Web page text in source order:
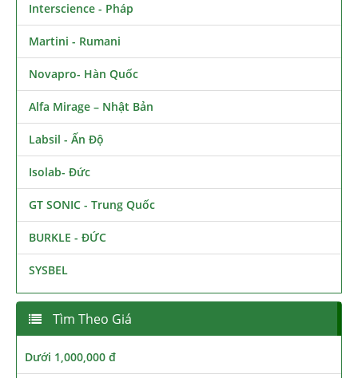
Interscience - Pháp
Martini - Rumani
Novapro- Hàn Quốc
Alfa Mirage – Nhật Bản
Labsil - Ấn Độ
Isolab- Đức
GT SONIC - Trung Quốc
BURKLE - ĐỨC
SYSBEL
Tìm Theo Giá
Dưới 1,000,000 đ